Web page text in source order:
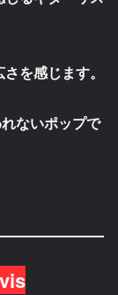
を感じます。
ないポップで